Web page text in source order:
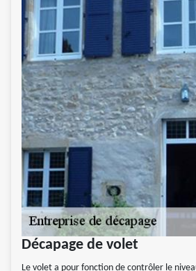
Décapage de volet
Le volet a pour fonction de contrôler le